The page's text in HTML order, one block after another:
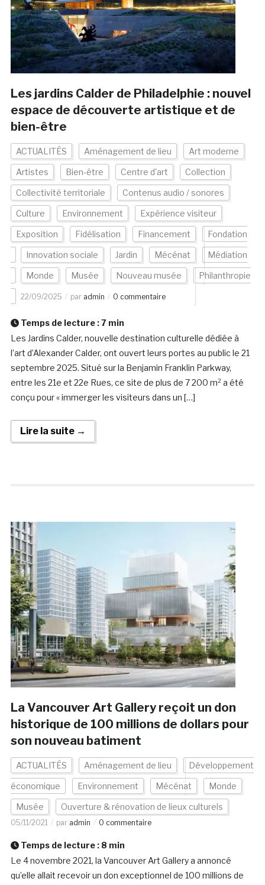
Les jardins Calder de Philadelphie : nouvel
espace de découverte artistique et de
bien-être
ACTUALITÉS Aménagement de lieu Art moderne
Artistes Bien-être Centre d'art Collection
Collectivité territoriale Contenus audio / sonores
Culture Environnement Expérience visiteur
Exposition Fidélisation Financement Fondation
Innovation sociale Jardin Mécénat Médiation
Monde Musée Nouveau musée Philanthropie
22/09/2025 par admin 0 commentaire
Temps de lecture :7 min
Les Jardins Calder, nouvelle destination culturelle dédiée à
l’art d’Alexander Calder, ont ouvert leurs portes au public le 21
septembre 2025. Situé sur la Benjamin Franklin Parkway,
entre les 21e et 22e Rues, ce site de plus de 7 200 m² a été
conçu pour « immerger les visiteurs dans un […]
Lire la suite →
La Vancouver Art Gallery reçoit un don
historique de 100 millions de dollars pour
son nouveau batiment
ACTUALITÉS Aménagement de lieu Développement
économique Environnement Mécénat Monde
Musée Ouverture & rénovation de lieux culturels
05/11/2021 par admin 0 commentaire
Temps de lecture : 8 min
Le 4 novembre 2021, la Vancouver Art Gallery a annoncé
qu’elle allait recevoir un don exceptionnel de 100 millions de